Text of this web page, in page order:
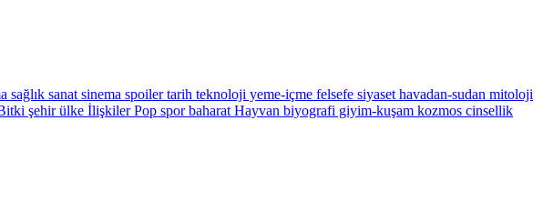
sağlık sanat sinema spoilertarih teknoloji yeme-içme felsefe siyaset havadan-sudan mitoloji
şehirülke İlişkilerPop sporbaharat Hayvan biyografi giyim-kuşam kozmos cinsellik